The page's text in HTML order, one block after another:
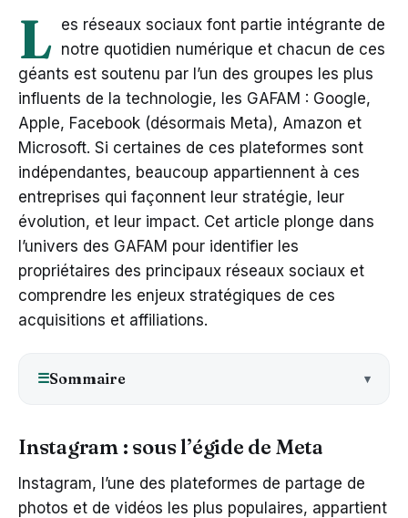
L es réseaux sociaux font partie intégrante de
notre quotidien numérique et chacun de ces
géants est soutenu par l’un des groupes les plus
influents de la technologie, les GAFAM : Google,
Apple, Facebook (désormais Meta), Amazon et
Microsoft. Si certaines de ces plateformes sont
indépendantes, beaucoup appartiennent à ces
entreprises qui façonnent leur stratégie, leur
évolution, et leur impact. Cet article plonge dans
l’univers des GAFAM pour identifier les
propriétaires des principaux réseaux sociaux et
comprendre les enjeux stratégiques de ces
acquisitions et affiliations.
☰Sommaire
Instagram : sous l’égide de Meta
Instagram, l’une des plateformes de partage de
photos et de vidéos les plus populaires, appartient